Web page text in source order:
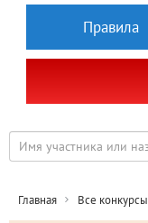
Правила
Главная Все конкурсы